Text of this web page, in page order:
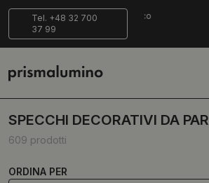
Tel. +48 32 700
37 99
Consegna
sicura
Ecologico
SPECCHI DECORATIVI DA
609 prodotti
ORDINA PER